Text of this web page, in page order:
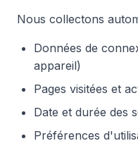
Nous collectons
Données de
appareil)
Pages visitées et
Date et durée des
Préférences